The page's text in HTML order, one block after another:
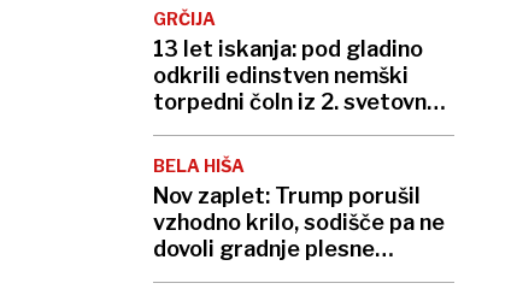
GRČIJA
13 let iskanja: pod gladino
odkrili edinstven nemški
torpedni čoln iz 2. svetovne
vojne
BELA HIŠA
Nov zaplet: Trump porušil
vzhodno krilo, sodišče pa ne
dovoli gradnje plesne
dvorane